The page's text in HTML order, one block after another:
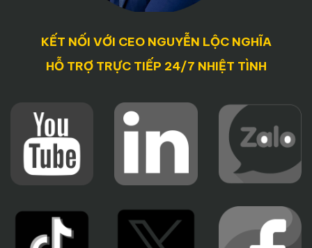
KẾT NỐI VỚI CEO NGUYỄN LỘC NGHĨA
HỖ TRỢ TRỰC TIẾP 24/7 NHIỆT TÌNH